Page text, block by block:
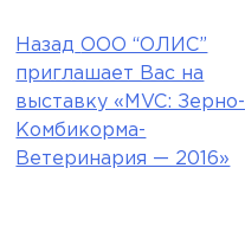
Навигация
по
записям
Назад ООО “ОЛИС”
приглашает Вас на
выставку «MVC: Зерно-
Комбикорма-
Ветеринария — 2016»